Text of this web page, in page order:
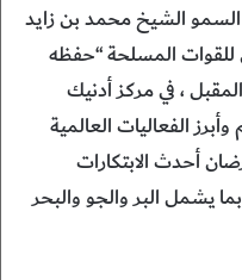
الشيخ محمد بن زايد
للقوات المسلحة “حفظه
من 17 إلى 21 فبراير المقبل ، في مركز أدنيك
الفعاليات العالمية
أحدث الابتكارات
يشمل البر والجو والبحر